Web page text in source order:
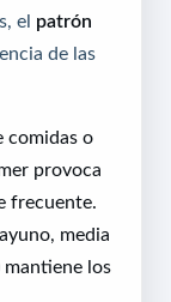
el patrón
de las
comidas o
provoca
frecuente.
media
mantiene los